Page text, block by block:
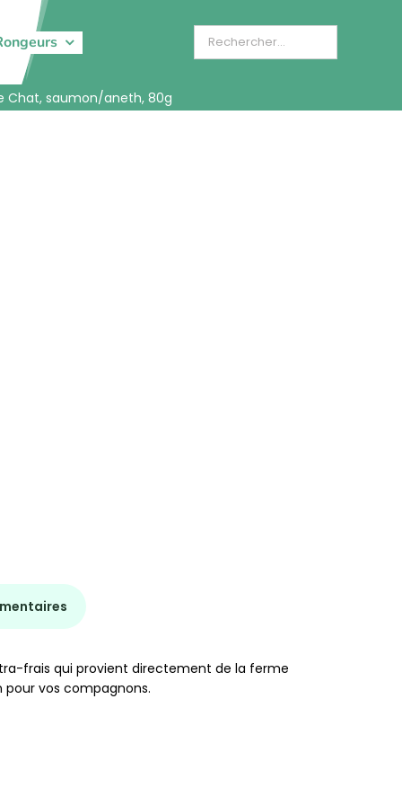
Chat, saumon/aneth, 80g
frais qui provient directement de la ferme
pour vos compagnons.